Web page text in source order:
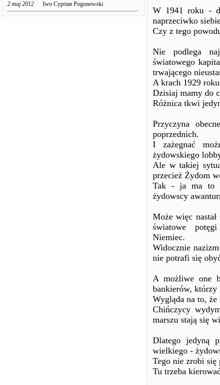
2 maj 2012 Iwo Cyprian Pogonowski
W 1941 roku -
naprzeciwko
Czy z tego
Nie podlega
światowego
trwającego
A krach 1929
Dzisiaj mamy do
Różnica tkwi
Przyczyna
poprzednich.
I zażegnać
żydowskiego
Ale w takiej
przecież Żydom
Tak - ja ma to
żydowscy
Może więc
światowe
Niemiec.
Widocznie
nie potrafi się
A możliwe one
bankierów,
Wygląda na to, że
Chińczycy
marszu stają się
Dlatego jedyną
wielkiego -
Tego nie zrobi się
Tu trzeba